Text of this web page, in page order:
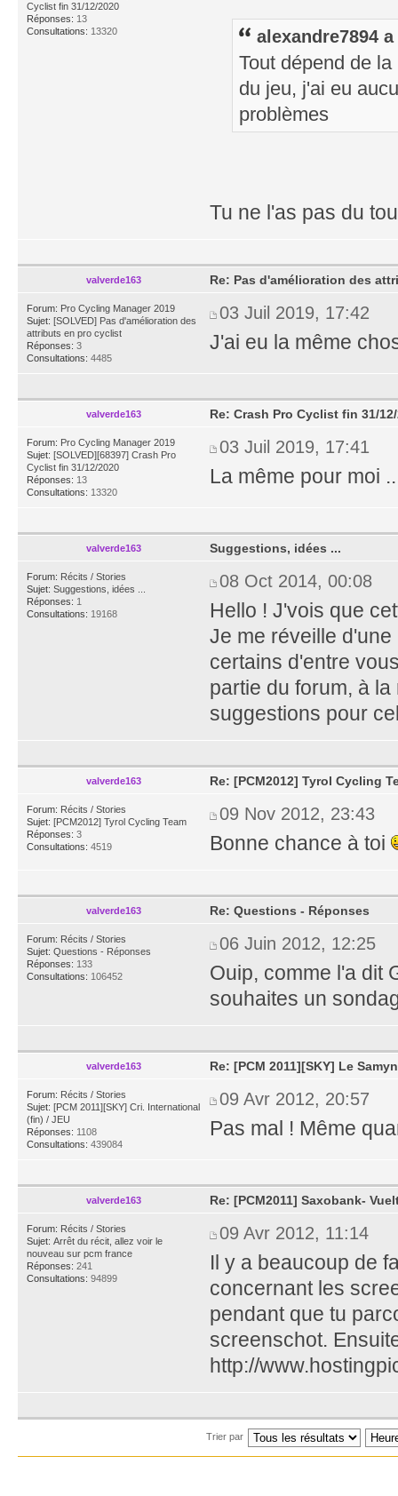
Cyclist fin 31/12/2020
Réponses: 13
Consultations: 13320 alexandre7894
Tout dépend de
du jeu, j'ai eu
problèmes
Tu ne l'as pas du
valverde163
Forum: Pro Cycling Manager 2019
Sujet: [SOLVED] Pas d'amélioration des
attributs en pro cyclist
Réponses: 3
Consultations: 4485
Re: Pas d'amélioration des
03 Juil 2019, 17:42
J'ai eu la même
valverde163
Forum: Pro Cycling Manager 2019
Sujet: [SOLVED][68397] Crash Pro
Cyclist fin 31/12/2020
Réponses: 13
Consultations: 13320
Re: Crash Pro Cyclist fin 31/
03 Juil 2019, 17:41
La même pour moi
valverde163
Forum: Récits / Stories
Sujet: Suggestions, idées ...
Réponses: 1
Consultations: 19168
Suggestions, idées ...
08 Oct 2014, 00:08
Hello ! J'vois que
Je me réveille
certains d'entre
partie du forum, à
suggestions pour
valverde163
Forum: Récits / Stories
Sujet: [PCM2012] Tyrol Cycling Team
Réponses: 3
Consultations: 4519
Re: [PCM2012] Tyrol Cycling
09 Nov 2012, 23:43
Bonne chance à toi
valverde163
Forum: Récits / Stories
Sujet: Questions - Réponses
Réponses: 133
Consultations: 106452
Re: Questions - Réponses
06 Juin 2012, 12:25
Ouip, comme l'a dit
souhaites un
valverde163
Forum: Récits / Stories
Sujet: [PCM 2011][SKY] Cri. International
(fin) / JEU
Réponses: 1108
Consultations: 439084
Re: [PCM 2011][SKY] Le
09 Avr 2012, 20:57
Pas mal ! Même
valverde163
Forum: Récits / Stories
Sujet: Arrêt du récit, allez voir le
nouveau sur pcm france
Réponses: 241
Consultations: 94899
Re: [PCM2011] Saxobank-
09 Avr 2012, 11:14
Il y a beaucoup de
concernant les
pendant que tu
screenschot.
http://
Trier par